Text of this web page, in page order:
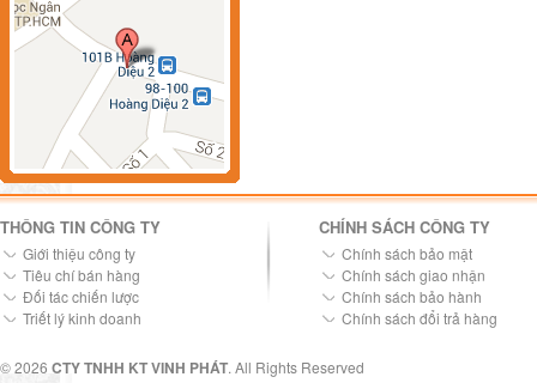
THÔNG TIN CÔNG TY
Giới thiệu công ty
Tiêu chí bán hàng
Đối tác chiến lược
Triết lý kinh doanh
CHÍNH SÁCH CÔNG TY
Chính sách bảo mật
Chính sách giao nhận
Chính sách bảo hành
Chính sách đổi trả hàng
© 2026 CTY TNHH KT VINH PHÁT. All Rights Reserved